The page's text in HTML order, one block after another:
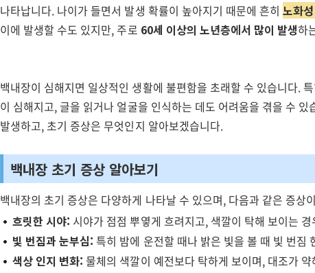
나타납니다. 나이가 들면서 발생 확률이 높아지기 때문에 흔히노화
이에 발생할 수도 있지만, 주로 60세 이상의 노년층에서 많이 발생하
백내장이 심해지면 일상적인 생활에 불편함을 초래할 수 있습니다.
이 심해지고, 글을 읽거나 얼굴을 인식하는 데도 어려움을 겪을 수 있
발생하고, 초기 증상은 무엇인지 알아보겠습니다.
백내장 초기 증상 알아보기
백내장의 초기 증상은 다양하게 나타날 수 있으며, 다음과 같은 증상
흐릿한 시야: 시야가 점점 뿌옇게 흐려지고, 색깔이 탁해 보이는
빛 번짐과 눈부심: 특히 밤에 운전할 때나 밝은 빛을 볼 때 빛 번짐
색상 인지 변화: 물체의 색깔이 예전보다 탁하게 보이며, 대조가